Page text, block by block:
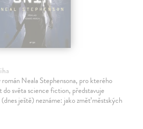
Neala Stephensona, pro kterého
do světa science fiction, představuje
ještě) neznáme: jako změť městských